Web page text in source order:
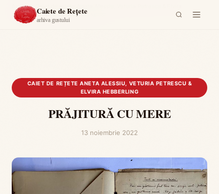
Caiete de Rețete
arhiva gustului
Acasă ›
Hebberling › PRĂJITURĂ CU MERE
CAIET DE REȚETE ANETA ALESSIU, VETURIA PETRESCU &
ELVIRA HEBBERLING
PRĂJITURĂ CU MERE
13 noiembrie 2022